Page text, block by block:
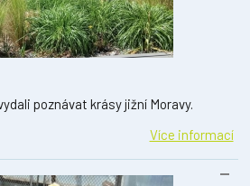
poznávat krásy jižní Moravy.
Více informací